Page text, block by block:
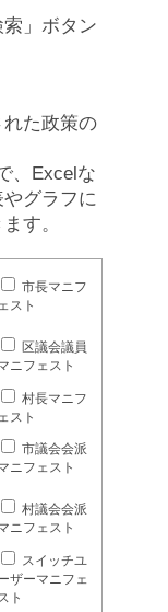
」ボタン
た政策の
、Excelな
グラフに
す。
市長マニフ
ェスト
区議会議員
ニフェスト
村長マニフ
ェスト
市議会会派
ニフェスト
村議会会派
ニフェスト
スイッチユ
ザーマニフェ
ト